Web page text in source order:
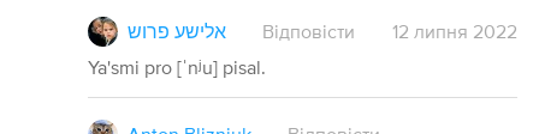
אלישע פרוש Відповісти 12 липня 2022
Ya'smi pro [ˈnʲu] pisal.